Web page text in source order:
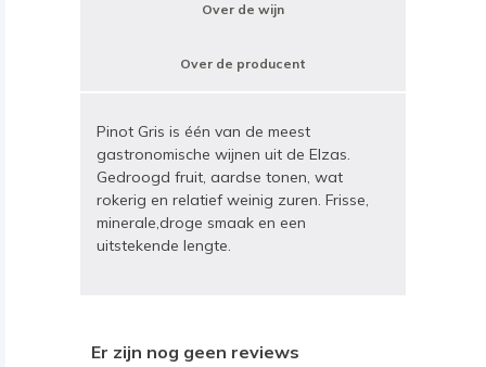
Over de wijn
Over de producent
Pinot Gris is één van de meest
gastronomische wijnen uit de Elzas.
Gedroogd fruit, aardse tonen, wat
rokerig en relatief weinig zuren. Frisse,
minerale,droge smaak en een
uitstekende lengte.
Er zijn nog geen reviews